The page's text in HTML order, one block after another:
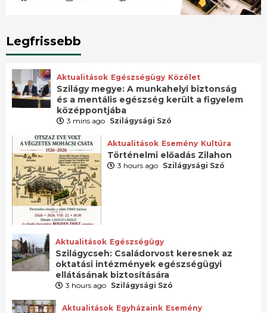
Legfrissebb
Aktualitások Egészségügy Közélet
Szilágy megye: A munkahelyi biztonság
és a mentális egészség került a figyelem
középpontjába
3 mins ago Szilágysági Szó
Aktualitások Esemény Kultúra
Történelmi előadás Zilahon
3 hours ago Szilágysági Szó
Aktualitások Egészségügy
Szilágycseh: Családorvost keresnek az
oktatási intézmények egészségügyi
ellátásának biztosítására
3 hours ago Szilágysági Szó
Aktualitások Egyházaink Esemény